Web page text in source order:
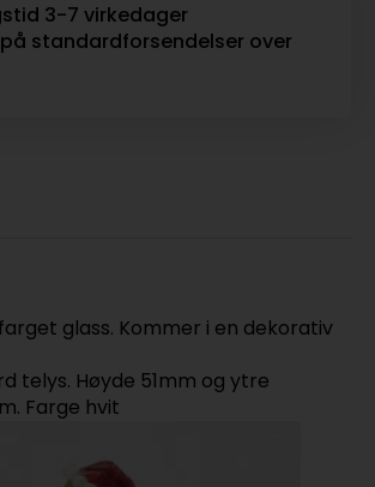
3-7 virkedager
standardforsendelser over
glass. Kommer i en dekorativ
telys. Høyde 51mm og ytre
Farge hvit